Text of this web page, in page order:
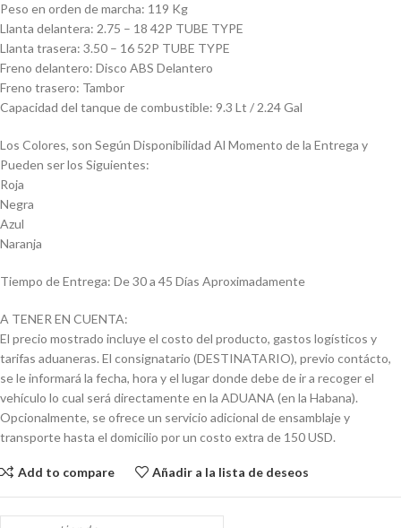
Peso en orden de marcha: 119 Kg
Llanta delantera: 2.75 – 18 42P TUBE TYPE
Llanta trasera: 3.50 – 16 52P TUBE TYPE
Freno delantero: Disco ABS Delantero
Freno trasero: Tambor
Capacidad del tanque de combustible: 9.3 Lt / 2.24 Gal
Los Colores, son Según Disponibilidad Al Momento de la Entrega y
Pueden ser los Siguientes:
Roja
Negra
Azul
Naranja
Tiempo de Entrega: De 30 a 45 Días Aproximadamente
A TENER EN CUENTA:
El precio mostrado incluye el costo del producto, gastos logísticos y
tarifas aduaneras. El consignatario (DESTINATARIO), previo contácto,
se le informará la fecha, hora y el lugar donde debe de ir a recoger el
vehículo lo cual será directamente en la ADUANA (en la Habana).
Opcionalmente, se ofrece un servicio adicional de ensamblaje y
transporte hasta el domicilio por un costo extra de 150 USD.
Add to compare Añadir a la lista de deseos